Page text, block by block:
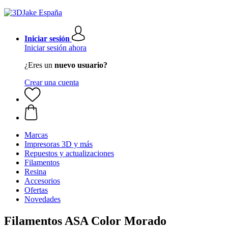
Iniciar sesión
Iniciar sesión ahora
¿Eres un nuevo usuario?
Crear una cuenta
Marcas
Impresoras 3D y más
Repuestos y actualizaciones
Filamentos
Resina
Accesorios
Ofertas
Novedades
Filamentos ASA Color Morado